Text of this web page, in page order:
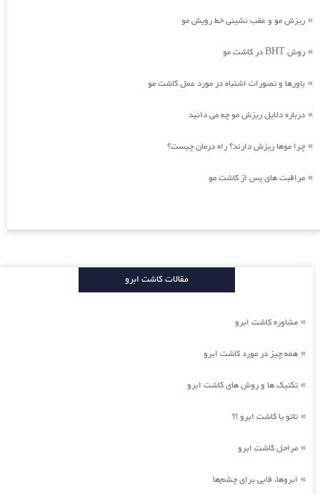
» ریزش مو و عقب نشینی خط رویش مو
» روش BHT در کاشت مو
» باورها و تصورات اشتباه در مورد عمل کاشت مو
» درباره دلایل ریزش مو چه می دانید
» چرا موها ریزش دارند؟ راه درمان چیست؟
» مراقبت های پس از کاشت مو
مقالات کاشت ابرو
» مشاوره کاشت ابرو
» همه چیز در مورد کاشت ابرو
» تکنیک ها و روش های کاشت ابرو
» تاتو یا کاشت ابرو !؟
» مراحل کاشت ابرو
» ابروها، قابی برای چشم‌ها